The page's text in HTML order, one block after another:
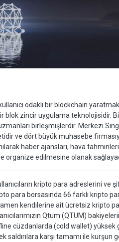
odaklı bir blockchain
blok zincir uygulama teknolojisidir.
birleşmişlerdir. Merkezi
ve dört büyük muhasebe
haber ajansları, hava
ve organize edilmesine olanak
kripto para adreslerini
para borsasında 66 farklı kripto
kendilerine ait ücretsiz kripto
Qtum (QTUM)
cüzdanlarda (cold wallet)
saldırılara karşı tamamı ile kurşun